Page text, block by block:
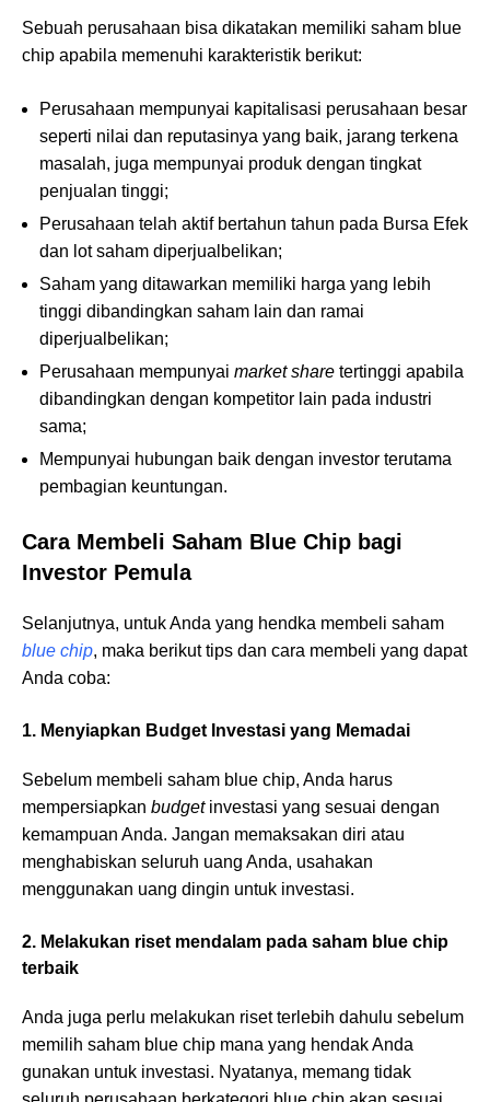
Sebuah perusahaan bisa dikatakan memiliki saham blue
chip apabila memenuhi karakteristik berikut:
Perusahaan mempunyai kapitalisasi perusahaan besar
seperti nilai dan reputasinya yang baik, jarang terkena
masalah, juga mempunyai produk dengan tingkat
penjualan tinggi;
Perusahaan telah aktif bertahun tahun pada Bursa Efek
dan lot saham diperjualbelikan;
Saham yang ditawarkan memiliki harga yang lebih
tinggi dibandingkan saham lain dan ramai
diperjualbelikan;
Perusahaan mempunyai market share tertinggi apabila
dibandingkan dengan kompetitor lain pada industri
sama;
Mempunyai hubungan baik dengan investor terutama
pembagian keuntungan.
Cara Membeli Saham Blue Chip bagi
Investor Pemula
Selanjutnya, untuk Anda yang hendka membeli saham
blue chip, maka berikut tips dan cara membeli yang dapat
Anda coba:
1. Menyiapkan Budget Investasi yang Memadai
Sebelum membeli saham blue chip, Anda harus
mempersiapkan budget investasi yang sesuai dengan
kemampuan Anda. Jangan memaksakan diri atau
menghabiskan seluruh uang Anda, usahakan
menggunakan uang dingin untuk investasi.
2. Melakukan riset mendalam pada saham blue chip
terbaik
Anda juga perlu melakukan riset terlebih dahulu sebelum
memilih saham blue chip mana yang hendak Anda
gunakan untuk investasi. Nyatanya, memang tidak